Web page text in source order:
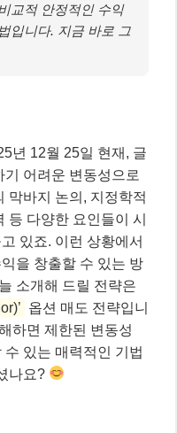
교적 안정적인 수익
입니다. 지금 바로 그
년 12월 25일 현재, 글
기 어려운 변동성으로
막바지 논의, 지정학적
등 다양한 요인들이 시
있죠. 이런 상황에서
을 창출할 수 있는 방
소개해 드릴 전략은
옵션 매도 전략입니
하면 제한된 변동성
있는 매력적인 기법
나요?